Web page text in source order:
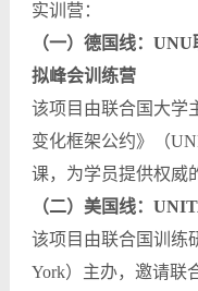
实训营：
（一）德国线：
拟峰会训练营
该项目由联合国大学
变化框架公约》（
课，为学员提供权威
（二）美国线：
该项目由联合国训练
York）主办，邀请联